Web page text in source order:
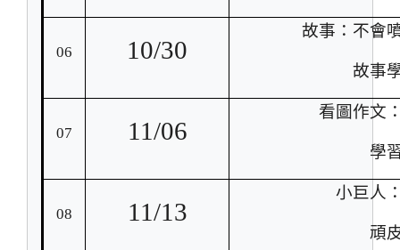
06 10/30
故事：不會
故事
07 11/06
看圖作文
學
08 11/13
小巨人
頑